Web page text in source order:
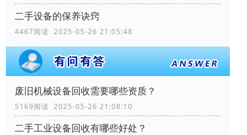
二手设备的保养诀窍
4467阅读 2025-05-26 21:05:48
废旧机械设备回收需要哪些资质？
5169阅读 2025-05-26 21:08:10
二手工业设备回收有哪些好处？